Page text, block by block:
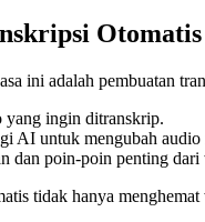
Otomatis
ini adalah pembuatan
ingin ditranskrip.
AI untuk mengubah audio
dan poin-poin penting dari
tidak hanya